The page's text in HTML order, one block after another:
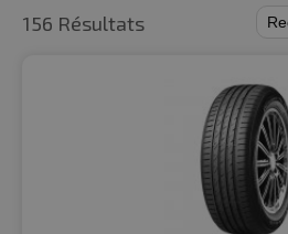
156 Résultats